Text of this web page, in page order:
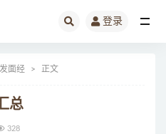
登录
面经 正文
总
328